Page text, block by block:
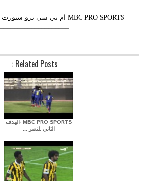
MBC PRO SPORTS ام بي سي برو سبورت
––––––––––––––––––––
Related Posts :
MBC PRO SPORTS -الهدف
الثاني للنصر ...